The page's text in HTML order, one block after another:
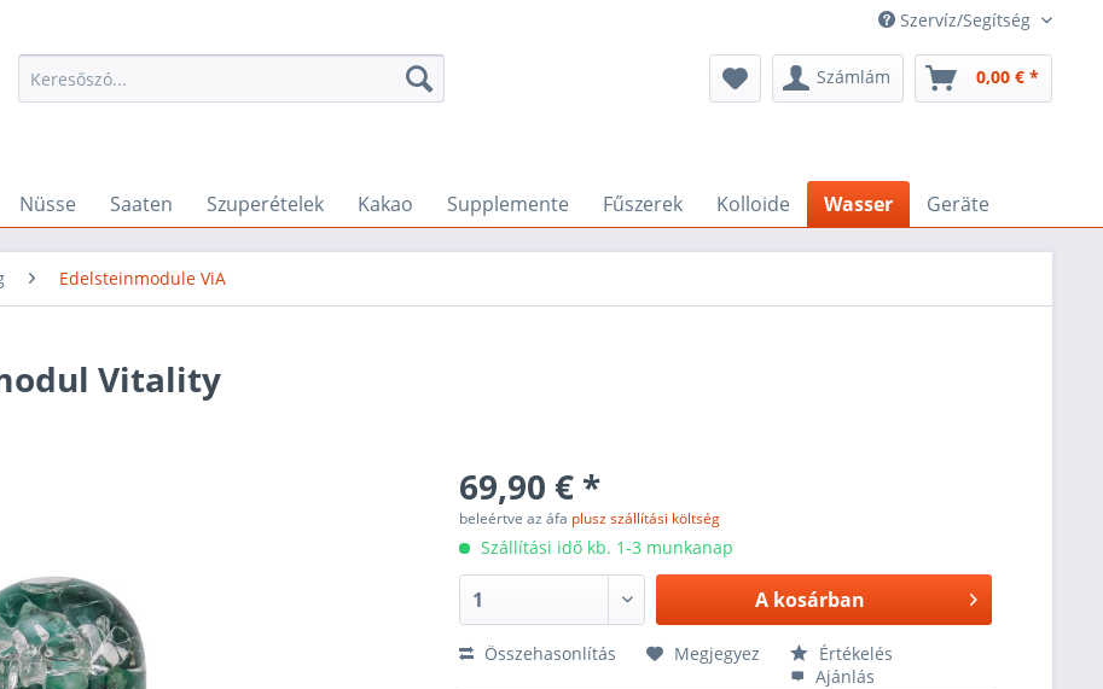
Szervíz/Segítség
Számlám 0,00 € *
Nüsse Saaten Szuperételek Kakao Supplemente Fűszerek Kolloide Wasser Geräte
Edelsteinmodule ViA
Vitality
69,90 € *
beleértve az áfa plusz szállítási költség
Szállítási idő kb. 1-3 munkanap
A kosárban
Összehasonlítás Megjegyez
Értékelés
Ajánlás